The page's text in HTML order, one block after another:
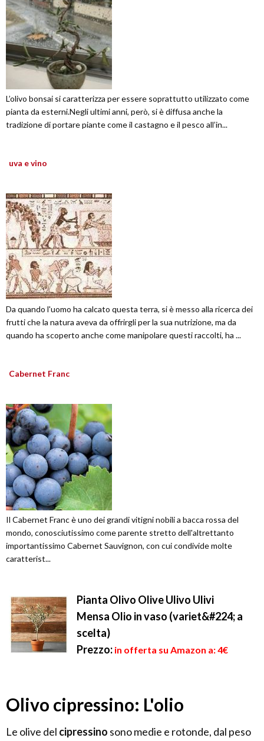
L’olivo bonsai si caratterizza per essere soprattutto utilizzato come
pianta da esterni.Negli ultimi anni, però, si è diffusa anche la
tradizione di portare piante come il castagno e il pesco all’in...
uva e vino
Da quando l'uomo ha calcato questa terra, si è messo alla ricerca dei
frutti che la natura aveva da offrirgli per la sua nutrizione, ma da
quando ha scoperto anche come manipolare questi raccolti, ha ...
Cabernet Franc
Il Cabernet Franc è uno dei grandi vitigni nobili a bacca rossa del
mondo, conosciutissimo come parente stretto dell'altrettanto
importantissimo Cabernet Sauvignon, con cui condivide molte
caratterist...
Pianta Olivo Olive Ulivo Ulivi
Mensa Olio in vaso (variet&#224; a
scelta)
Prezzo: in offerta su Amazon a: 4€
Olivo cipressino: L'olio
Le olive del cipressino sono medie e rotonde, dal peso